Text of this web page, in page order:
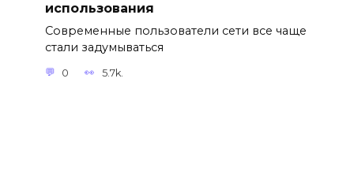
использования
Современные пользователи сети все чаще
стали задумываться
0 5.7k.